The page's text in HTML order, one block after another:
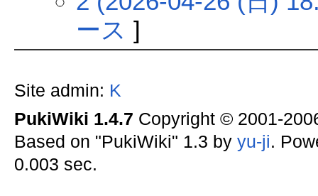
ース ]
Site admin: K
PukiWiki 1.4.7 Copyright © 2001-
Based on "PukiWiki" 1.3 by yu-ji.
0.003 sec.